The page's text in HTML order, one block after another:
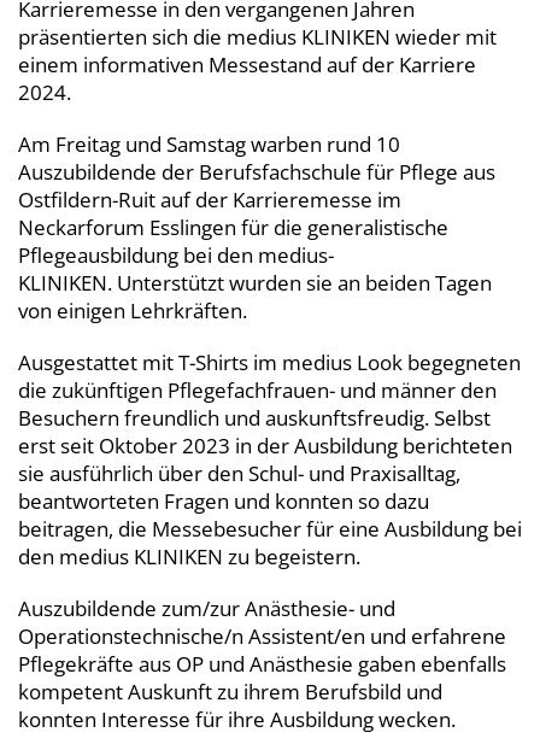
Karrieremesse in den vergangenen Jahren
präsentierten sich die medius KLINIKEN wieder mit
einem informativen Messestand auf der Karriere
2024.
Am Freitag und Samstag warben rund 10
Auszubildende der Berufsfachschule für Pflege aus
Ostfildern-Ruit auf der Karrieremesse im
Neckarforum Esslingen für die generalistische
Pflegeausbildung bei den medius-
KLINIKEN. Unterstützt wurden sie an beiden Tagen
von einigen Lehrkräften.
Ausgestattet mit T-Shirts im medius Look begegneten
die zukünftigen Pflegefachfrauen- und männer den
Besuchern freundlich und auskunftsfreudig. Selbst
erst seit Oktober 2023 in der Ausbildung berichteten
sie ausführlich über den Schul- und Praxisalltag,
beantworteten Fragen und konnten so dazu
beitragen, die Messebesucher für eine Ausbildung bei
den medius KLINIKEN zu begeistern.
Auszubildende zum/zur Anästhesie- und
Operationstechnische/n Assistent/en und erfahrene
Pflegekräfte aus OP und Anästhesie gaben ebenfalls
kompetent Auskunft zu ihrem Berufsbild und
konnten Interesse für ihre Ausbildung wecken.